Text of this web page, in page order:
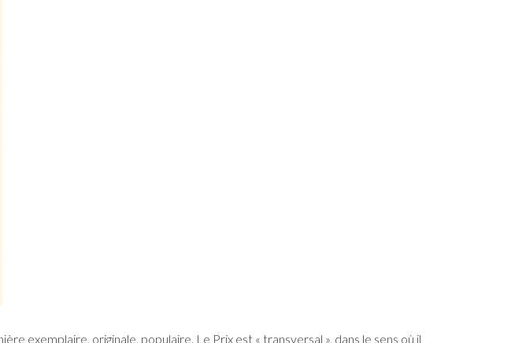
exemplaire, originale, populaire. Le Prix est « transversal », dans le sens où il